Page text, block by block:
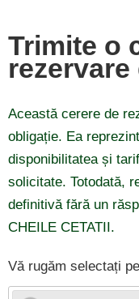
Trimite o
rezervare
Această cerere de
obligație. Ea
disponibilitatea și
solicitate. Totodată,
definitivă fără un
CHEILE CETATII.
Vă rugăm selectați